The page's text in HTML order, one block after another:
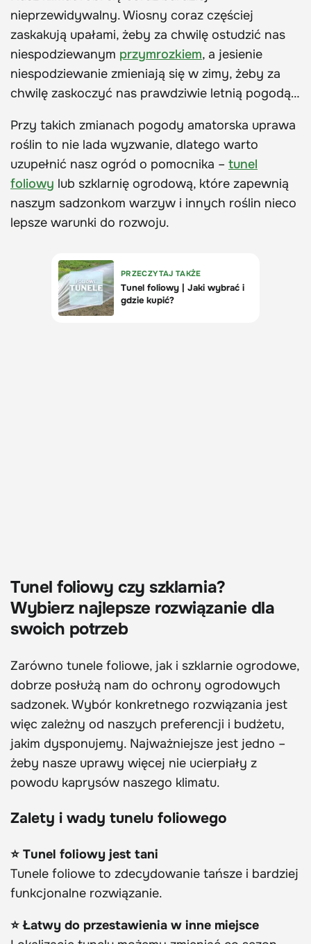
nieprzewidywalny. Wiosny coraz częściej
zaskakują upałami, żeby za chwilę ostudzić nas
niespodziewanym przymrozkiem, a jesienie
niespodziewanie zmieniają się w zimy, żeby za
chwilę zaskoczyć nas prawdziwie letnią pogodą…
Przy takich zmianach pogody amatorska uprawa
roślin to nie lada wyzwanie, dlatego warto
uzupełnić nasz ogród o pomocnika – tunel
foliowy lub szklarnię ogrodową, które zapewnią
naszym sadzonkom warzyw i innych roślin nieco
lepsze warunki do rozwoju.
Tunel foliowy czy szklarnia?
Wybierz najlepsze rozwiązanie dla
swoich potrzeb
Zarówno tunele foliowe, jak i szklarnie ogrodowe,
dobrze posłużą nam do ochrony ogrodowych
sadzonek. Wybór konkretnego rozwiązania jest
więc zależny od naszych preferencji i budżetu,
jakim dysponujemy. Najważniejsze jest jedno –
żeby nasze uprawy więcej nie ucierpiały z
powodu kaprysów naszego klimatu.
Zalety i wady tunelu foliowego
⭐ Tunel foliowy jest tani
Tunele foliowe to zdecydowanie tańsze i bardziej
funkcjonalne rozwiązanie.
⭐ Łatwy do przestawienia w inne miejsce